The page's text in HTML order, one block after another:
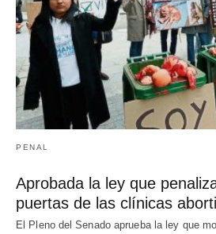
PENAL
Aprobada la ley que
puertas de las clínicas
El Pleno del Senado aprueba la ley que